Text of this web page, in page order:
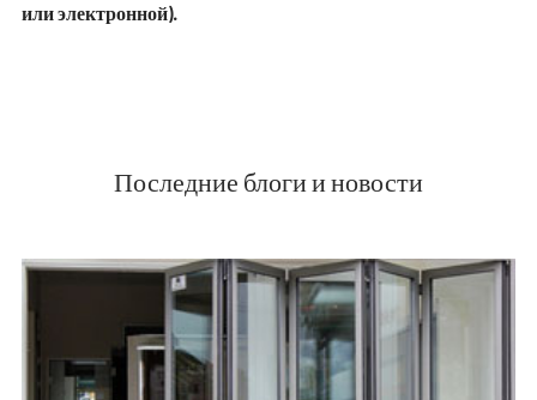
или электронной).
Последние блоги и новости